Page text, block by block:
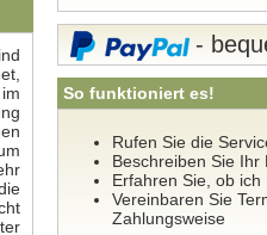
-
So funktioniert es!
Rufen Sie die
Beschreiben Sie Ihr
Erfahren Sie, ob
Vereinbaren Sie
Zahlungsweise